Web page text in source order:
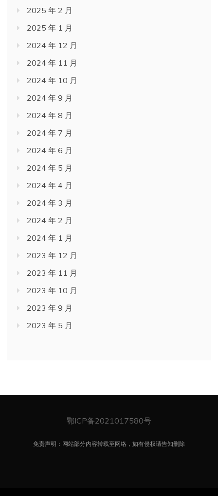
2025 年 2 月
2025 年 1 月
2024 年 12 月
2024 年 11 月
2024 年 10 月
2024 年 9 月
2024 年 8 月
2024 年 7 月
2024 年 6 月
2024 年 5 月
2024 年 4 月
2024 年 3 月
2024 年 2 月
2024 年 1 月
2023 年 12 月
2023 年 11 月
2023 年 10 月
2023 年 9 月
2023 年 5 月
鄂ICP备2021017580号
免责声明：网站部分内容转载至网络，如有侵权请告知删除